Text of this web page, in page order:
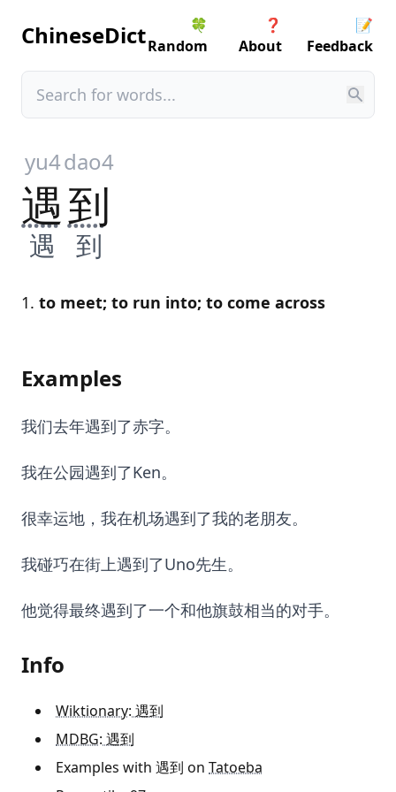
ChineseDict
🍀
Random
❓
About
📝
Feedback
遇
yu4
遇
到
dao4
到
to meet; to run into; to come across
Examples
我们去年遇到了赤字。
我在公园遇到了Ken。
很幸运地，我在机场遇到了我的老朋友。
我碰巧在街上遇到了Uno先生。
他觉得最终遇到了一个和他旗鼓相当的对手。
Info
Wiktionary: 遇到
MDBG: 遇到
Examples with 遇到 on Tatoeba